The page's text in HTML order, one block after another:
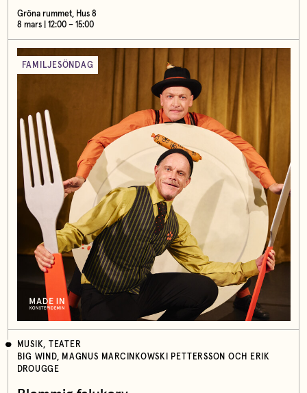
Gröna rummet, Hus 8
8 mars | 12:00 – 15:00
FAMILJESÖNDAG
MUSIK, TEATER
BIG WIND, MAGNUS MARCINKOWSKI PETTERSSON OCH ERIK
DROUGGE